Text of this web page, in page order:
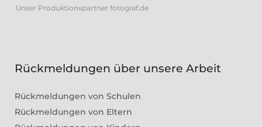
Unser Produktionspartner fotograf.de
Rückmeldungen über unsere Arbeit
Rückmeldungen von Schulen
Rückmeldungen von Eltern